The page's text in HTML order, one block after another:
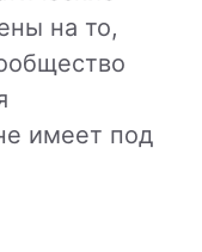
на то,
имеет под